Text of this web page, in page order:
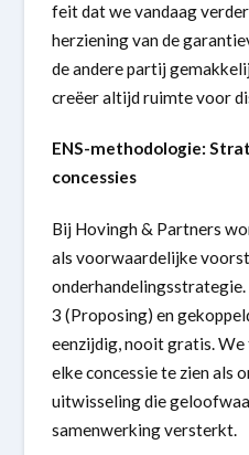
feit dat we vandaag
herziening van de
de andere partij
creëer altijd ruimte voor
ENS-methodologie:
concessies
Bij Hovingh & Partners
als voorwaardelijke
3 (Proposing) en
eenzijdig, nooit gratis.
elke concessie te zien als
uitwisseling die
samenwerking versterkt.